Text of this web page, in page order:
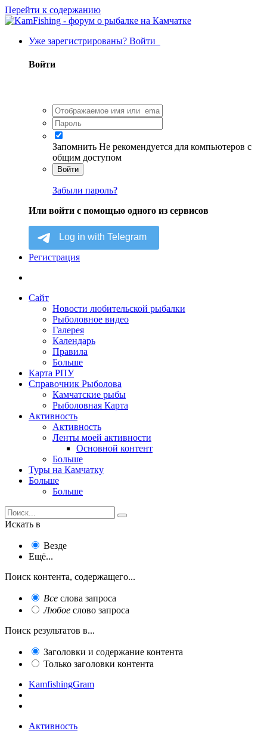
Перейти к содержанию
Уже зарегистрированы? Войти
Войти
Запомнить Не рекомендуется для компьютеров с
общим доступом
Войти
Забыли пароль?
Или войти с помощью одного из сервисов
Регистрация
Сайт
Новости любительской рыбалки
Рыболовное видео
Галерея
Календарь
Правила
Больше
Карта РПУ
Справочник Рыболова
Камчатские рыбы
Рыболовная Карта
Активность
Активность
Ленты моей активности
Основной контент
Больше
Туры на Камчатку
Больше
Больше
Искать в
Везде
Ещё...
Поиск контента, содержащего...
Все слова запроса
Любое слово запроса
Поиск результатов в...
Заголовки и содержание контента
Только заголовки контента
KamfishingGram
Активность